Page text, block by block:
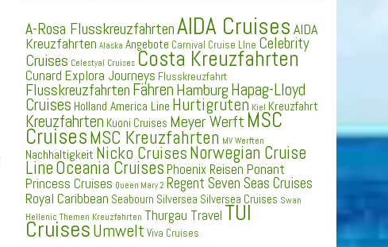
A-Rosa FlusskreuzfahrtenAIDA Cruises AIDA
Kreuzfahrten Alaska Angebote Carnival Cruise LIne Celebrity
Cruises Celestyal Cruises Costa Kreuzfahrten
Cunard Explora Journeys Flusskreuzfahrt
Flusskreuzfahrten FährenHamburgHapag-Lloyd
Cruises Holland America Line Hurtigruten Kiel Kreuzfahrt
Kreuzfahrten Kuoni Cruises Meyer WerftMSC
CruisesMSC Kreuzfahrten MV Werften
Nachhaltigkeit Nicko CruisesNorwegian Cruise
LineOceania Cruises Phoenix Reisen Ponant
Princess Cruises Queen Mary 2 Regent Seven Seas Cruises
Royal Caribbean Seabourn Silversea Silversea Cruises Swan
Hellenic Themen Kreuzfahrten Thurgau Travel TUI
CruisesUmwelt Viva Cruises